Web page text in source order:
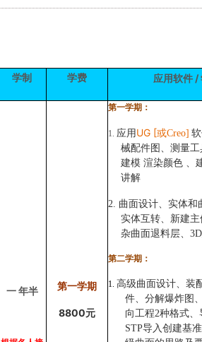
学制 学费 应用软件 /
一 年半 第一学期
8800元
第一学期：
1. 应用 UG [或Creo]
械配件图、测量
建模 渲染颜色 、
讲解
2. 曲面设计、实体和
实体互转、新建
杂曲面退料层、 3D
第二学期：
1. 高级曲面设计、装
件、分解爆炸图 、
向工程2种格式、
STP导入创建基